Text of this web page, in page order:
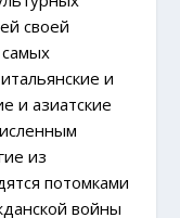
своей
и
и азиатские
из
потомками
войны